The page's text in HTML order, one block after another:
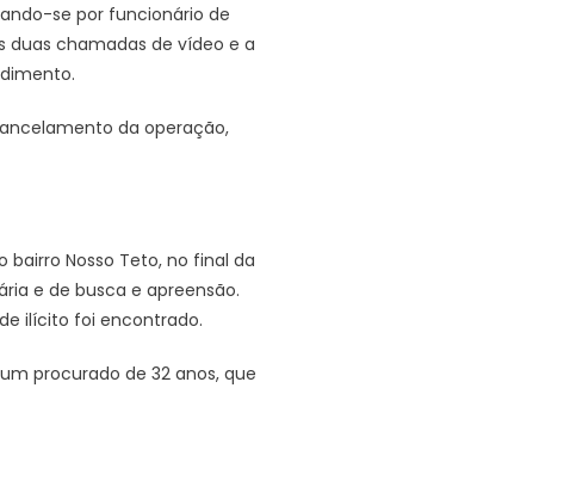
se por funcionário de
chamadas de vídeo e a
da operação,
bairro Nosso Teto, no final da
e de busca e apreensão.
ilícito foi encontrado.
procurado de 32 anos, que